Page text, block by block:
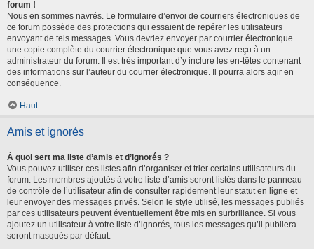
forum !
Nous en sommes navrés. Le formulaire d’envoi de courriers électroniques de
ce forum possède des protections qui essaient de repérer les utilisateurs
envoyant de tels messages. Vous devriez envoyer par courrier électronique
une copie complète du courrier électronique que vous avez reçu à un
administrateur du forum. Il est très important d’y inclure les en-têtes contenant
des informations sur l’auteur du courrier électronique. Il pourra alors agir en
conséquence.
Haut
Amis et ignorés
À quoi sert ma liste d’amis et d’ignorés ?
Vous pouvez utiliser ces listes afin d’organiser et trier certains utilisateurs du
forum. Les membres ajoutés à votre liste d’amis seront listés dans le panneau
de contrôle de l’utilisateur afin de consulter rapidement leur statut en ligne et
leur envoyer des messages privés. Selon le style utilisé, les messages publiés
par ces utilisateurs peuvent éventuellement être mis en surbrillance. Si vous
ajoutez un utilisateur à votre liste d’ignorés, tous les messages qu’il publiera
seront masqués par défaut.